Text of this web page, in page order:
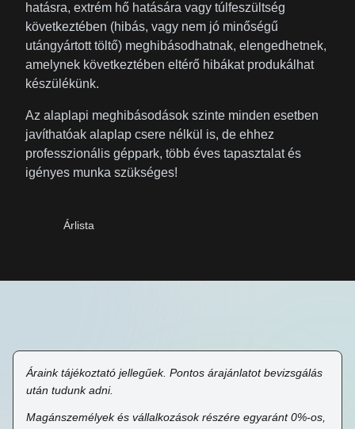
hatásra, extrém hő hatására vagy túlfeszültség
következtében (hibás, vagy nem jó minőségű
utángyártott töltő) meghibásodhatnak, elengedhetnek,
amelynek következtében eltérő hibákat produkálhat
készülékünk.
Az alaplapi meghibásodások szinte minden esetben
javíthatóak alaplap csere nélkül is, de ehhez
professzionális géppark, több éves tapasztalat és
igényes munka szükséges!
Árlista
Áraink tájékoztató jellegűek. Pontos árajánlatot bevizsgálás
után tudunk adni.
Magánszemélyek és vállalkozások részére egyaránt 0%-os,